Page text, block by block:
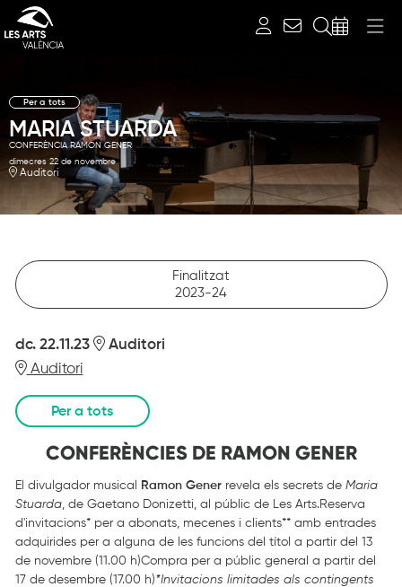
Per a tots
MARIA STUARDA
CONFERÈNCIA RAMON GENER
dimecres 22 de novembre
Auditori
Finalitzat
2023-24
dc. 22.11.23
Auditori
Auditori
Per a tots
CONFERÈNCIES DE RAMON GENER
El divulgador musical Ramon Generrevela els secrets de Maria
Stuarda, de Gaetano Donizetti, al públic de Les Arts.Reserva
d'invitacions* per a abonats, mecenes i clients** amb entrades
adquirides per a alguna de les funcions del títol a partir del 13
de novembre (11.00 h)Compra per a públic general a partir del
17 de desembre (17.00 h)*Invitacions limitades als contingents